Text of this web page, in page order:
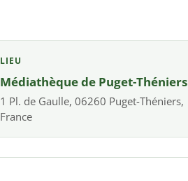
LIEU
Médiathèque de Puget-Théniers
1 Pl. de Gaulle, 06260 Puget-Théniers,
France